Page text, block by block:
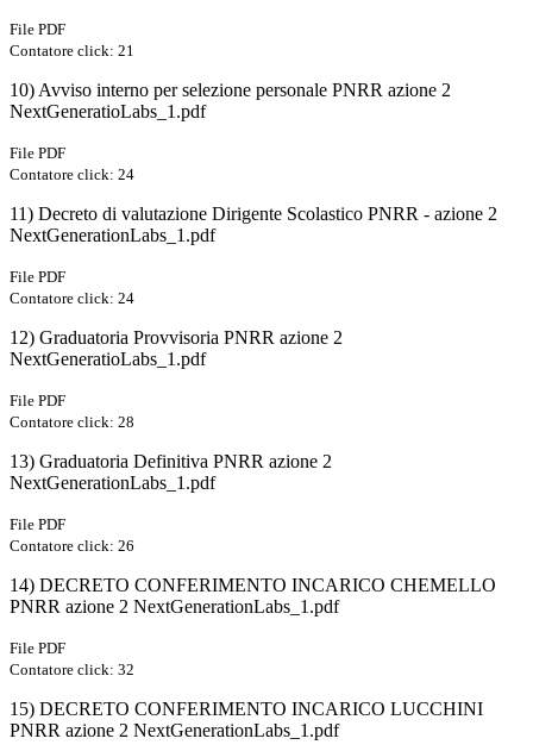
File PDF
Contatore click: 21
10) Avviso interno per selezione personale PNRR azione 2
NextGeneratioLabs_1.pdf
File PDF
Contatore click: 24
11) Decreto di valutazione Dirigente Scolastico PNRR - azione 2
NextGenerationLabs_1.pdf
File PDF
Contatore click: 24
12) Graduatoria Provvisoria PNRR azione 2
NextGeneratioLabs_1.pdf
File PDF
Contatore click: 28
13) Graduatoria Definitiva PNRR azione 2
NextGenerationLabs_1.pdf
File PDF
Contatore click: 26
14) DECRETO CONFERIMENTO INCARICO CHEMELLO
PNRR azione 2 NextGenerationLabs_1.pdf
File PDF
Contatore click: 32
15) DECRETO CONFERIMENTO INCARICO LUCCHINI
PNRR azione 2 NextGenerationLabs_1.pdf